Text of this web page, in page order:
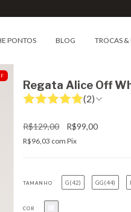
PONTOS BLOG TROCAS
Regata Alice Off
(2)
R$129,00 R$99,00
R$96,03 com Pix
TAMANHO G(42) GG(44)
COR